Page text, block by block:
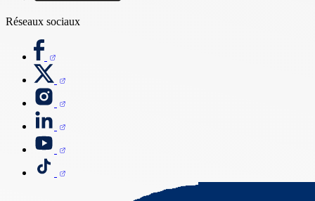
Réseaux sociaux